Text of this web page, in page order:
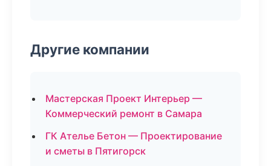
Другие компании
Мастерская Проект Интерьер —
Коммерческий ремонт в Самара
ГК Ателье Бетон — Проектирование
и сметы в Пятигорск